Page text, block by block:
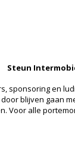
Steun
sponsoring en
blijven gaan
Voor alle